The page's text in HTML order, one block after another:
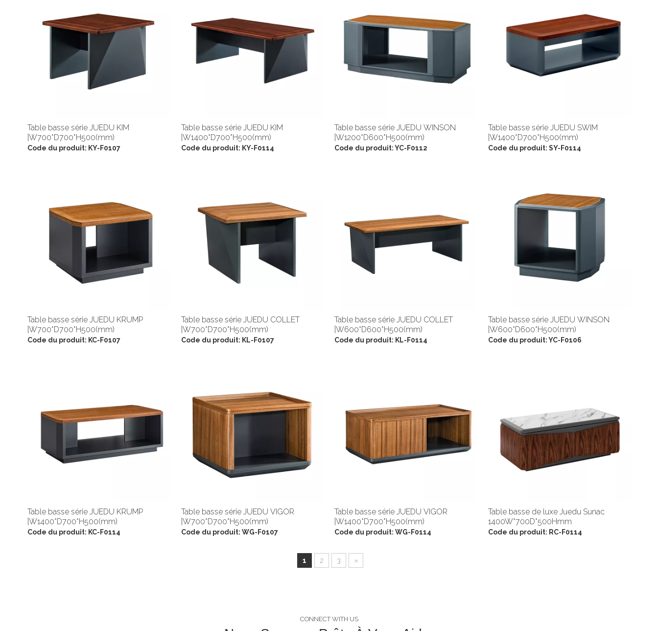
Table basse série JUEDU KIM
|W700*D700*H500(mm)
Code du produit: KY-F0107
Table basse série JUEDU KIM
|W1400*D700*H500(mm)
Code du produit: KY-F0114
Table basse série JUEDU WINSON
|W1200*D600*H500(mm)
Code du produit:YC-F0112
Table basse série JUEDU SWIM
|W1400*D700*H500(mm)
Code du produit: SY-F0114
Table basse série JUEDU KRUMP
|W700*D700*H500(mm)
Code du produit: KC-F0107
Table basse série JUEDU COLLET
|W700*D700*H500(mm)
Code du produit: KL-F0107
Table basse série JUEDU COLLET
|W600*D600*H500(mm)
Code du produit: KL-F0114
Table basse série JUEDU WINSON
|W600*D600*H500(mm)
Code du produit:YC-F0106
Table basse série JUEDU KRUMP
|W1400*D700*H500(mm)
Code du produit: KC-F0114
Table basse série JUEDU VIGOR
|W700*D700*H500(mm)
Code du produit: WG-F0107
Table basse série JUEDU VIGOR
|W1400*D700*H500(mm)
Code du produit: WG-F0114
Table basse de luxe Juedu Sunac
1400W*700D*500Hmm
Code du produit: RC-F0114
1 2 3 »
CONNECT WITH US